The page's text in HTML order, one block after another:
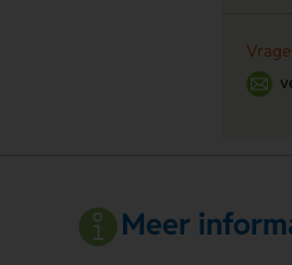
Meer